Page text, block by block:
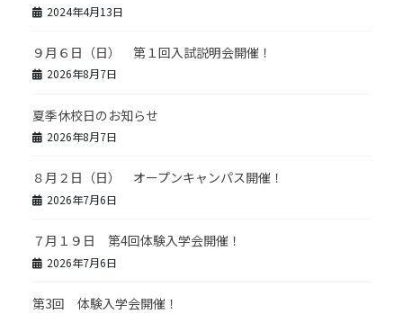
2024年4月13日
９月６日（日） 第１回入試説明会開催！
2026年8月7日
夏季休校日のお知らせ
2026年8月7日
８月２日（日） オープンキャンパス開催！
2026年7月6日
７月１９日 第4回体験入学会開催！
2026年7月6日
第3回 体験入学会開催！